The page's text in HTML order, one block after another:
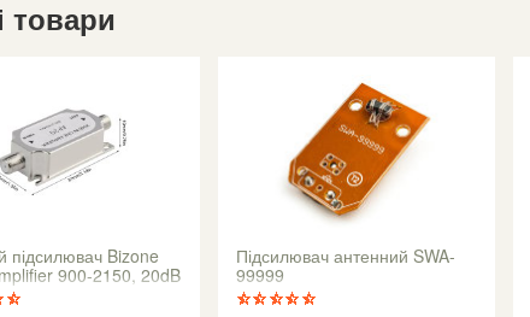
товари
підсилювач Bizone
900-2150, 20dB
Підсилювач антенний SWA-
99999